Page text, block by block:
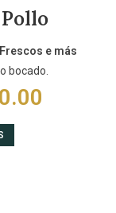
Frescos e más
bocado.